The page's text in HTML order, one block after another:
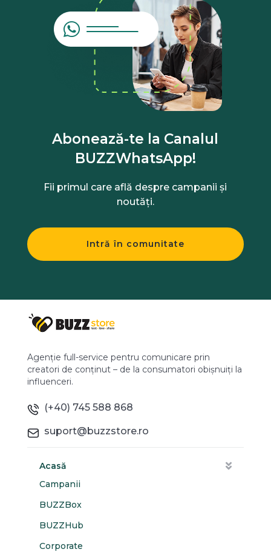
Abonează-te la Canalul
BUZZWhatsApp!
Fii primul care află despre campanii și
noutăți.
Intră în comunitate
Agenție full-service pentru comunicare prin
creatori de conținut – de la consumatori obișnuiți la
influenceri.
(+40) 745 588 868
suport@buzzstore.ro
Acasă
Campanii
BUZZBox
BUZZHub
Corporate